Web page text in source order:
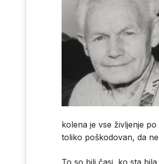
kolena je vse življenje
toliko poškodovan, da